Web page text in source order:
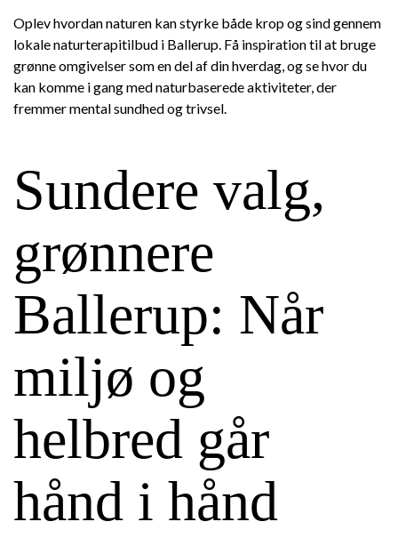
Oplev hvordan naturen kan styrke både krop og sind gennem
lokale naturterapitilbud i Ballerup. Få inspiration til at bruge
grønne omgivelser som en del af din hverdag, og se hvor du
kan komme i gang med naturbaserede aktiviteter, der
fremmer mental sundhed og trivsel.
Sundere valg,
grønnere
Ballerup: Når
miljø og
helbred går
hånd i hånd